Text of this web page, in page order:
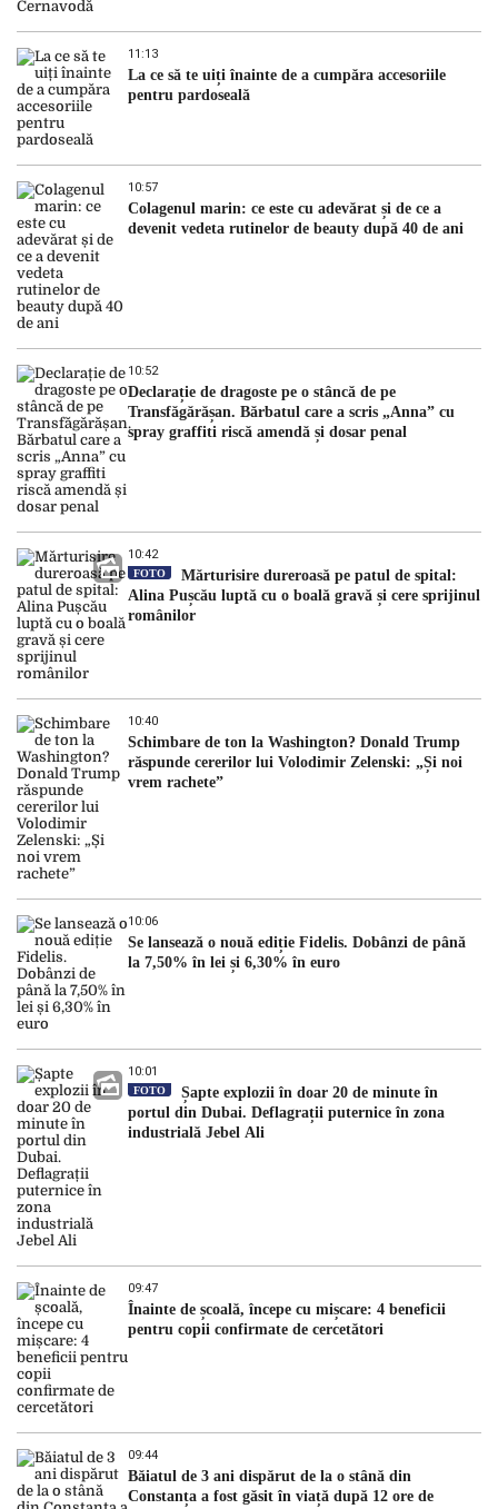
11:13
La ce să te uiți înainte de a cumpăra accesoriile
pentru pardoseală
10:57
Colagenul marin: ce este cu adevărat și de ce a
devenit vedeta rutinelor de beauty după 40 de ani
10:52
Declarație de dragoste pe o stâncă de pe
Transfăgărășan. Bărbatul care a scris „Anna” cu
spray graffiti riscă amendă și dosar penal
10:42
FOTO
Mărturisire dureroasă pe patul de spital:
Alina Pușcău luptă cu o boală gravă și cere sprijinul
românilor
10:40
Schimbare de ton la Washington? Donald Trump
răspunde cererilor lui Volodimir Zelenski: „Și noi
vrem rachete”
10:06
Se lansează o nouă ediție Fidelis. Dobânzi de până
la 7,50% în lei și 6,30% în euro
10:01
FOTO
Șapte explozii în doar 20 de minute în
portul din Dubai. Deflagrații puternice în zona
industrială Jebel Ali
09:47
Înainte de școală, începe cu mișcare: 4 beneficii
pentru copii confirmate de cercetători
09:44
Băiatul de 3 ani dispărut de la o stână din
Constanța a fost găsit în viață după 12 ore de